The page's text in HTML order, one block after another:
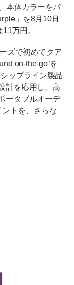
本体カラーをパ
」を8月10日
万円。
ズで初めてクア
on-the-go”を
ップライン製品
計を応用し、高
ータブルオーデ
トを、さらな